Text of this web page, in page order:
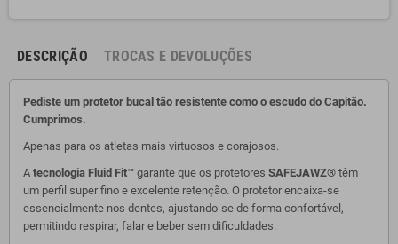
DESCRIÇÃO TROCAS E DEVOLUÇÕES
Pediste um protetor bucal tão resistente como o escudo do Capitão.
Cumprimos.
Apenas para os atletas mais virtuosos e corajosos.
A tecnologia Fluid Fit™ garante que os protetores SAFEJAWZ® têm
um perfil super fino e excelente retenção. O protetor encaixa-se
essencialmente nos dentes, ajustando-se de forma confortável,
permitindo respirar, falar e beber sem dificuldades.